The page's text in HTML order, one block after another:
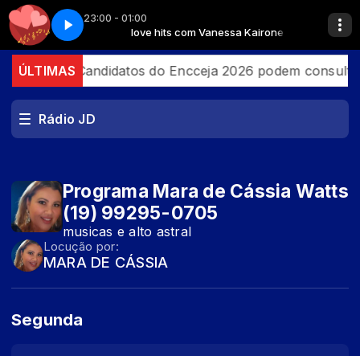
23:00 - 01:00
Kairone love hits com Vanessa Kairone
LFT PRODUÇÕES 2026 VINHETA FLASHBACK LFT PRODUÇÕES 2026
ÚLTIMAS
Brasil Candidatos do Encceja 2026 podem
Rádio JD
Programa Mara de Cássia Watts
(19) 99295-0705
musicas e alto astral
Locução por:
MARA DE CÁSSIA
Segunda